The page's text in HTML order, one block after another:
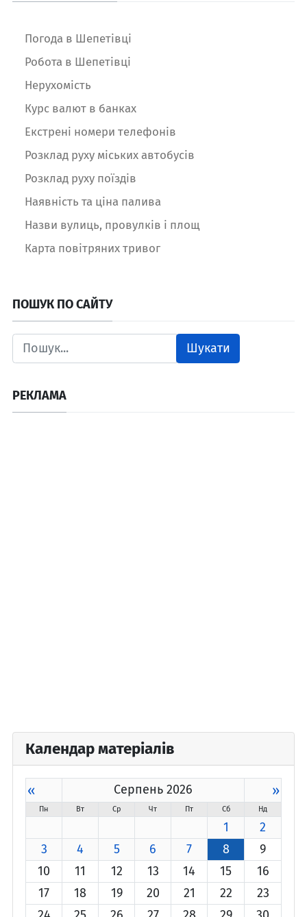
Погода в Шепетівці
Робота в Шепетівці
Нерухомість
Курс валют в банках
Екстрені номери телефонів
Розклад руху міських автобусів
Розклад руху поїздів
Наявність та ціна палива
Назви вулиць, провулків і площ
Карта повітряних тривог
ПОШУК ПО САЙТУ
Шукати
РЕКЛАМА
Календар матеріалів
« Серпень 2026 »
Пн Вт Ср Чт Пт Сб Нд
1
2
3
4 5 6 7 8
9
10
11 12 13 14 15
16
17
18 19 20 21 22
23